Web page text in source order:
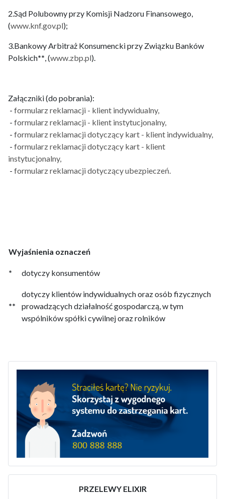
2.Sąd Polubowny przy Komisji Nadzoru Finansowego,
(www.knf.gov.pl);
3.Bankowy Arbitraż Konsumencki przy Związku Banków
Polskich**, (www.zbp.pl).
Załączniki (do pobrania):
- formularz reklamacji - klient indywidualny,
- formularz reklamacji - klient instytucjonalny,
- formularz reklamacji dotyczący kart - klient indywidualny,
- formularz reklamacji dotyczący kart - klient
instytucjonalny,
- formularz reklamacji dotyczący ubezpieczeń.
Wyjaśnienia oznaczeń
* dotyczy konsumentów
**
dotyczy klientów indywidualnych oraz osób fizycznych
prowadzących działalność gospodarczą, w tym
wspólników spółki cywilnej oraz rolników
PRZELEWY ELIXIR